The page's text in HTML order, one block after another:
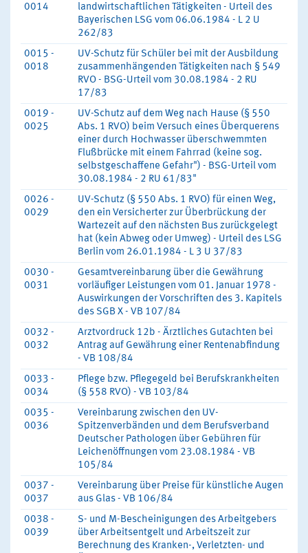
0014
landwirtschaftlichen Tätigkeiten - Urteil des
Bayerischen LSG vom 06.06.1984 - L 2 U
262/83
0015 -
0018
UV-Schutz für Schüler bei mit der Ausbildung
zusammenhängenden Tätigkeiten nach § 549
RVO - BSG-Urteil vom 30.08.1984 - 2 RU
17/83
0019 -
0025
UV-Schutz auf dem Weg nach Hause (§ 550
Abs. 1 RVO) beim Versuch eines Überquerens
einer durch Hochwasser überschwemmten
Flußbrücke mit einem Fahrrad (keine sog.
selbstgeschaffene Gefahr") - BSG-Urteil vom
30.08.1984 - 2 RU 61/83"
0026 -
0029
UV-Schutz (§ 550 Abs. 1 RVO) für einen Weg,
den ein Versicherter zur Überbrückung der
Wartezeit auf den nächsten Bus zurückgelegt
hat (kein Abweg oder Umweg) - Urteil des LSG
Berlin vom 26.01.1984 - L 3 U 37/83
0030 -
0031
Gesamtvereinbarung über die Gewährung
vorläufiger Leistungen vom 01. Januar 1978 -
Auswirkungen der Vorschriften des 3. Kapitels
des SGB X - VB 107/84
0032 -
0032
Arztvordruck 12b - Ärztliches Gutachten bei
Antrag auf Gewährung einer Rentenabfindung
- VB 108/84
0033 -
0034
Pflege bzw. Pflegegeld bei Berufskrankheiten
(§ 558 RVO) - VB 103/84
0035 -
0036
Vereinbarung zwischen den UV-
Spitzenverbänden und dem Berufsverband
Deutscher Pathologen über Gebühren für
Leichenöffnungen vom 23.08.1984 - VB
105/84
0037 -
0037
Vereinbarung über Preise für künstliche Augen
aus Glas - VB 106/84
0038 -
0039
S- und M-Bescheinigungen des Arbeitgebers
über Arbeitsentgelt und Arbeitszeit zur
Berechnung des Kranken-, Verletzten- und